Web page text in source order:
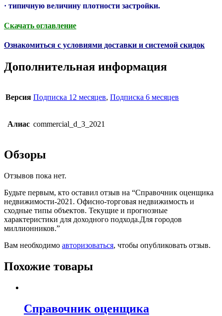
· типичную величину плотности застройки.
Скачать оглавление
Ознакомиться с условиями доставки и системой скидок
Дополнительная информация
Версия Подписка 12 месяцев, Подписка 6 месяцев
Алиас commercial_d_3_2021
Обзоры
Отзывов пока нет.
Будьте первым, кто оставил отзыв на “Справочник оценщика
недвижимости-2021. Офисно-торговая недвижимость и
сходные типы объектов. Текущие и прогнозные
характеристики для доходного подхода.Для городов
миллионников.”
Вам необходимо авторизоваться, чтобы опубликовать отзыв.
Похожие товары
Справочник оценщика